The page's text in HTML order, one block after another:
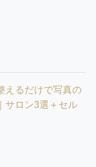
えるだけで写真の
サロン3選＋セル